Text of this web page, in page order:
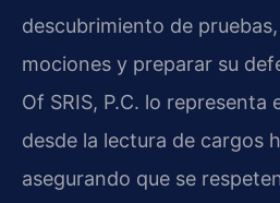
descubrimiento de
mociones y preparar su
Of SRIS, P.C. lo representa
desde la lectura de cargos
asegurando que se